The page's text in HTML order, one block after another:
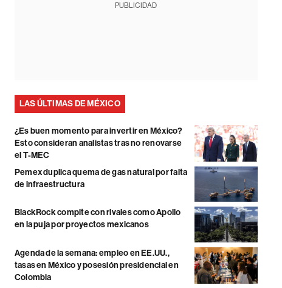
PUBLICIDAD
LAS ÚLTIMAS DE MÉXICO
¿Es buen momento para invertir en México?
Esto consideran analistas tras no renovarse
el T-MEC
Pemex duplica quema de gas natural por falta
de infraestructura
BlackRock compite con rivales como Apollo
en la puja por proyectos mexicanos
Agenda de la semana: empleo en EE.UU.,
tasas en México y posesión presidencial en
Colombia